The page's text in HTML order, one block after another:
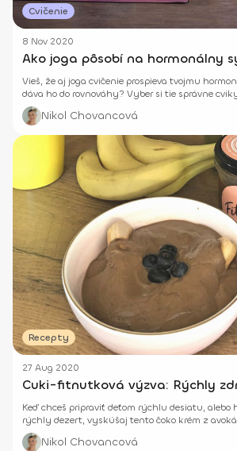
Cvičenie
8 Nov 2020
Ako joga pôsobí na hormonálny
Vieš, že aj joga cvičenie prospieva tvojmu
dáva ho do rovnováhy? Vyber si tie správne
pokojne aj doma.
Nikol Chovancová
Recepty
27 Aug 2020
Cuki-fitnutková výzva: Rýchly
Keď chceš pripraviť deťom rýchlu desiatu, alebo
rýchly dezert, vyskúšaj tento čoko krém z
a Fitnutky.
Nikol Chovancová